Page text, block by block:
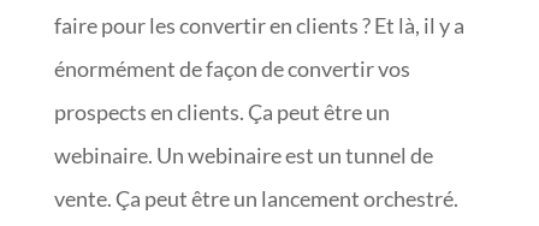
faire pour les convertir en clients ? Et là, il y a
énormément de façon de convertir vos
prospects en clients. Ça peut être un
webinaire. Un webinaire est un tunnel de
vente. Ça peut être un lancement orchestré.